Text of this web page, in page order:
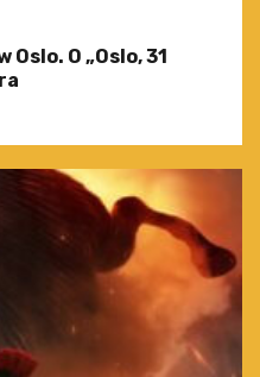
O „Oslo, 31